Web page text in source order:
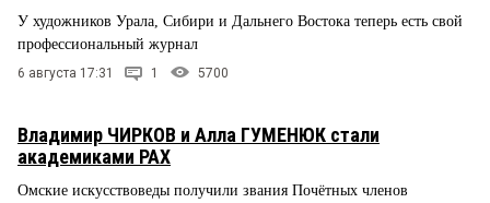
У художников Урала, Сибири и Дальнего Востока теперь есть свой
профессиональный журнал
6 августа 17:31 1 5700
Владимир ЧИРКОВ и Алла ГУМЕНЮК стали
академиками РАХ
Омские искусствоведы получили звания Почётных членов